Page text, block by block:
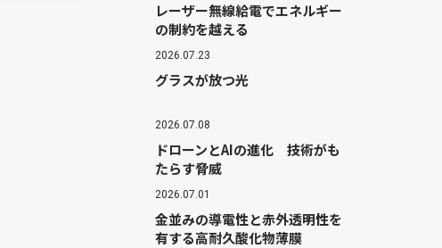
レーザー無線給電でエネルギー
の制約を越える
2026.07.23
グラスが放つ光
2026.07.08
ドローンとAIの進化 技術がも
たらす脅威
2026.07.01
金並みの導電性と赤外透明性を
有する高耐久酸化物薄膜